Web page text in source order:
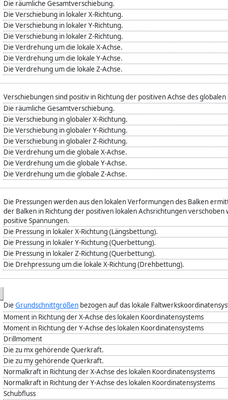
Die räumliche Gesamtverschiebung.
Die Verschiebung in lokaler X-Richtung.
Die Verschiebung in lokaler Y-Richtung.
Die Verschiebung in lokaler Z-Richtung.
Die Verdrehung um die lokale X-Achse.
Die Verdrehung um die lokale Y-Achse.
Die Verdrehung um die lokale Z-Achse.
Verschiebungen sind positiv in Richtung der positiven Achse des
Die räumliche Gesamtverschiebung.
Die Verschiebung in globaler X-Richtung.
Die Verschiebung in globaler Y-Richtung.
Die Verschiebung in globaler Z-Richtung.
Die Verdrehung um die globale X-Achse.
Die Verdrehung um die globale Y-Achse.
Die Verdrehung um die globale Z-Achse.
Die Pressungen werden aus den lokalen Verformungen des Balken
der Balken in Richtung der positiven lokalen Achsrichtungen verschoben
positive Spannungen.
Die Pressung in lokaler X-Richtung (Längsbettung).
Die Pressung in lokaler Y-Richtung (Querbettung).
Die Pressung in lokaler Z-Richtung (Querbettung).
Die Drehpressung um die lokale X-Richtung (Drehbettung).
Die Grundschnittgrößen bezogen auf das lokale
Moment in Richtung der X-Achse des lokalen Koordinatensystems
Moment in Richtung der Y-Achse des lokalen Koordinatensystems
Drillmoment
Die zu mx gehörende Querkraft.
Die zu my gehörende Querkraft.
Normalkraft in Richtung der X-Achse des lokalen Koordinatensystems
Normalkraft in Richtung der Y-Achse des lokalen Koordinatensystems
Schubfluss